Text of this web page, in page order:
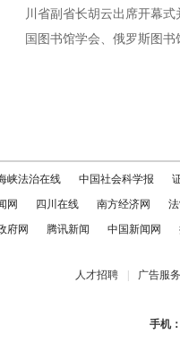
川省副省长胡云出席开幕
国图书馆学会、俄罗斯图
峡法治在线 中国社会科学报
网 四川在线 南方经济网
府网 腾讯新闻 中国新闻网
人才招聘 广告服务
手机